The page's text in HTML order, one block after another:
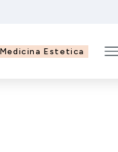
Medicina Estetica